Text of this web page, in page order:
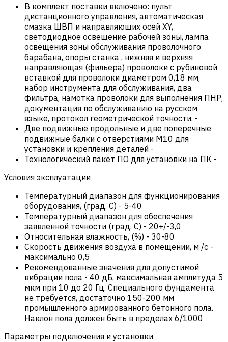
В комплект поставки включено: пульт
дистанционного управления, автоматическая
смазка ШВП и направляющих осей XY,
светодиодное освещение рабочей зоны, лампа
освещения зоны обслуживания проволочного
барабана, опоры станка , нижняя и верхняя
направляющая (фильера) проволоки с рубиновой
вставкой для проволоки диаметром 0,18 мм,
набор инструмента для обслуживания, два
фильтра, намотка проволоки для выполнения ПНР,
документация по обслуживанию на русском
языке, протокол геометрической точности. -
Две подвижные продольные и две поперечные
подвижные балки с отверстиями М10 для
установки и крепления деталей -
Технологический пакет ПО для установки на ПК -
Условия эксплуатации
Температурный диапазон для функционирования
оборудования, (град. С) - 5-40
Температурный диапазон для обеспечения
заявленной точности (град. С) - 20+/-3,0
Относительная влажность, (%) - 30-80
Скорость движения воздуха в помещении, м /с -
максимально 0,5
Рекомендованные значения для допустимой
вибрации пола - 40 дБ, максимальная амплитуда 5
мкм при 10 до 20 Гц. Специального фундамента
не требуется, достаточно 150-200 мм
промышленного армированного бетонного пола.
Наклон пола должен быть в пределах 6/1000
Параметры подключения и установки